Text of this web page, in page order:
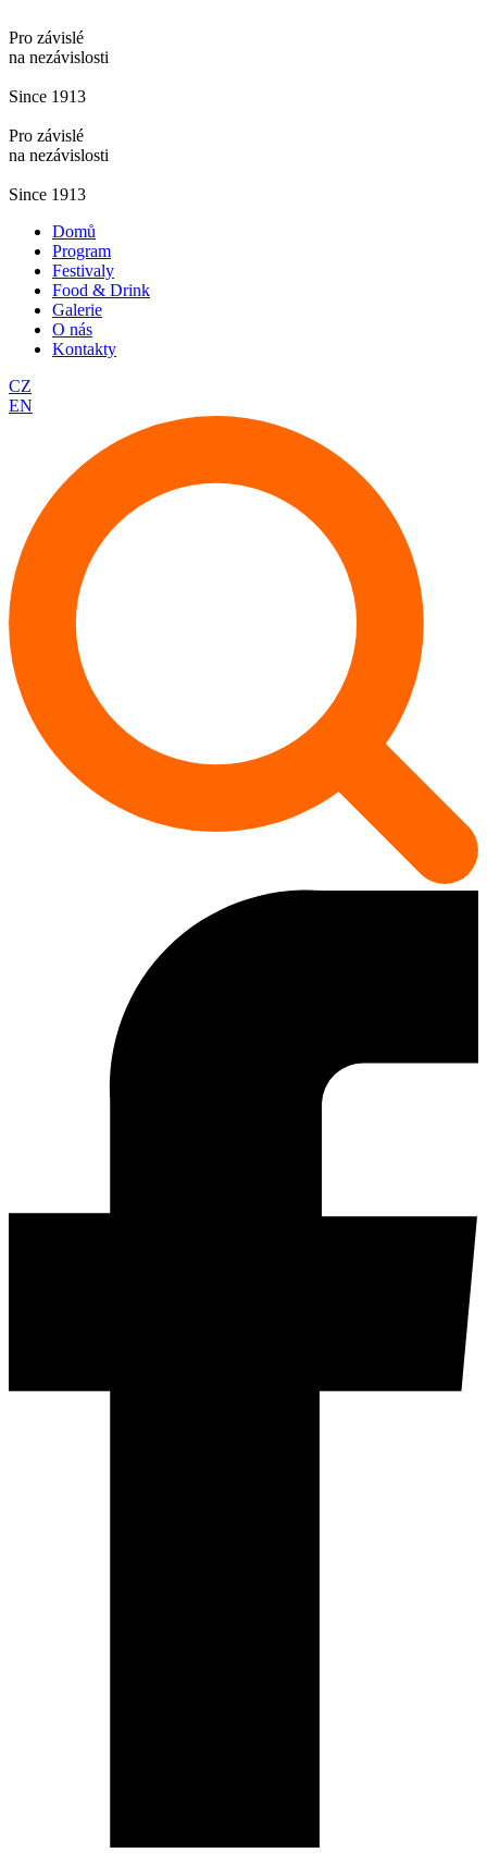
Pro závislé
na nezávislosti
Since 1913
Pro závislé
na nezávislosti
Since 1913
Domů
Program
Festivaly
Food & Drink
Galerie
O nás
Kontakty
CZ
EN